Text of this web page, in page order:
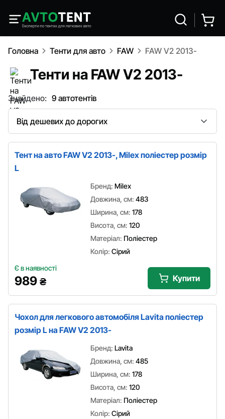
Головна Тенти для авто FAW FAW V2 2013-
Тенти на FAW V2 2013-
Знайдено: 9 автотентів
Сортування
Тент на авто FAW V2 2013-, Milex поліестер розмір
L
Бренд: Milex
Довжина, см: 483
Ширина, см: 178
Висота, см: 120
Матеріал: Поліестер
Колір: Сірий
Є в наявності
989 ₴ Купити
Чохол для легкового автомобіля Lavita поліестер
розмір L на FAW V2 2013-
Бренд: Lavita
Довжина, см: 485
Ширина, см: 178
Висота, см: 120
Матеріал: Поліестер
Колір: Сірий